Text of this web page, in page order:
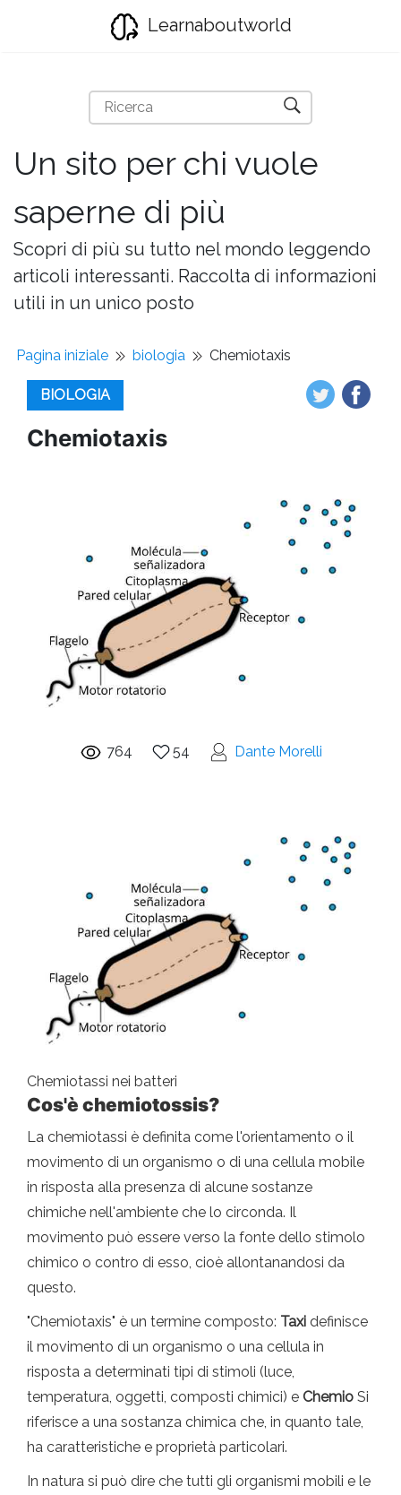
Learnaboutworld
Un sito per chi vuole
saperne di più
Scopri di più su tutto nel mondo leggendo
articoli interessanti. Raccolta di informazioni
utili in un unico posto
Pagina iniziale biologia Chemiotaxis
BIOLOGIA
Chemiotaxis
764 54 Dante Morelli
Chemiotassi nei batteri
Cos'è chemiotossis?
La chemiotassi è definita come l'orientamento o il
movimento di un organismo o di una cellula mobile
in risposta alla presenza di alcune sostanze
chimiche nell'ambiente che lo circonda. Il
movimento può essere verso la fonte dello stimolo
chimico o contro di esso, cioè allontanandosi da
questo.
"Chemiotaxis" è un termine composto: Taxi definisce
il movimento di un organismo o una cellula in
risposta a determinati tipi di stimoli (luce,
temperatura, oggetti, composti chimici) e Chemio Si
riferisce a una sostanza chimica che, in quanto tale,
ha caratteristiche e proprietà particolari.
In natura si può dire che tutti gli organismi mobili e le